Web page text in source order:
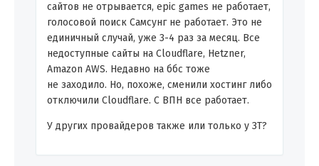
сайтов не отрывается, epic games не работает,
голосовой поиск Самсунг не работает. Это не
единичный случай, уже 3-4 раз за месяц. Все
недоступные сайты на Cloudflare, Hetzner,
Amazon AWS. Недавно на ббс тоже
не заходило. Но, похоже, сменили хостинг либо
отключили Cloudflare. С ВПН все работает.
У других провайдеров также или только у ЗТ?